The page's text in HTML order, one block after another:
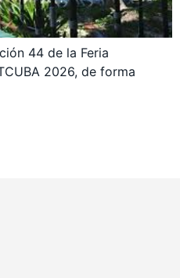
44 de la Feria
2026, de forma